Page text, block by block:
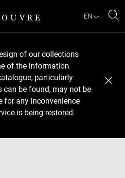
EN
of our collections
of the information
particularly
can be found, may not be
for any inconvenience
is being restored.